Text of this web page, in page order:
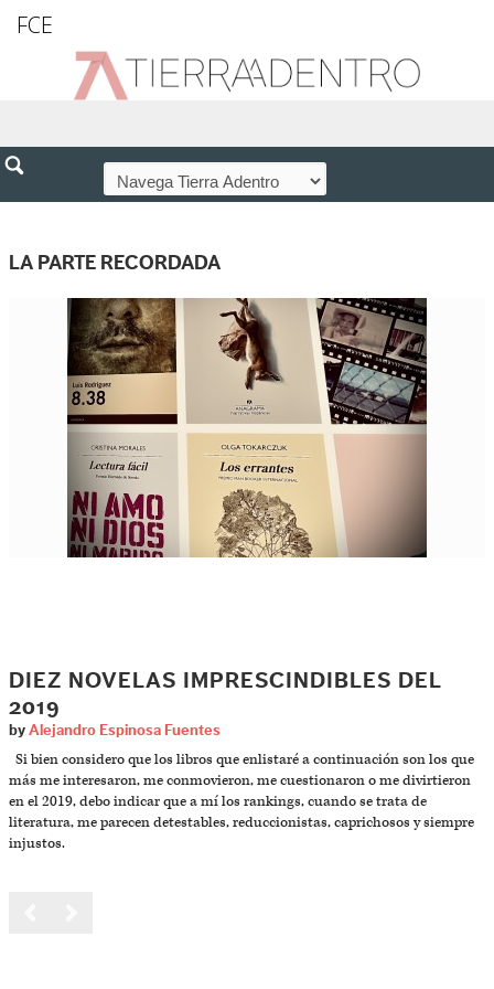
FCE
LA PARTE RECORDADA
DIEZ NOVELAS IMPRESCINDIBLES DEL
2019
by Alejandro Espinosa Fuentes
Si bien considero que los libros que enlistaré a continuación son los que
más me interesaron, me conmovieron, me cuestionaron o me divirtieron
en el 2019, debo indicar que a mí los rankings, cuando se trata de
literatura, me parecen detestables, reduccionistas, caprichosos y siempre
injustos.